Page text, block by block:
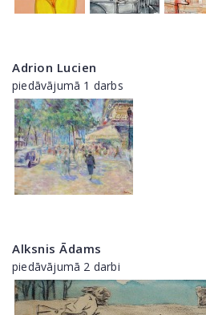
Adrion Lucien
piedāvājumā 1 darbs
Alksnis Ādams
piedāvājumā 2 darbi